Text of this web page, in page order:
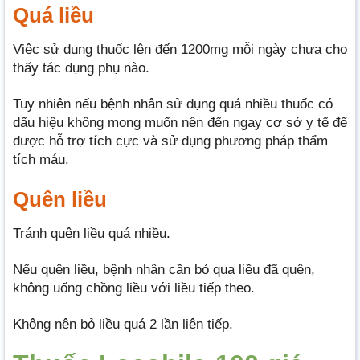
Quá liều
Việc sử dụng thuốc lên đến 1200mg mỗi ngày chưa cho
thấy tác dụng phụ nào.
Tuy nhiên nếu bệnh nhân sử dụng quá nhiều thuốc có
dấu hiệu không mong muốn nên đến ngay cơ sở y tế để
được hỗ trợ tích cực và sử dụng phương pháp thẩm
tích máu.
Quên liều
Tránh quên liều quá nhiều.
Nếu quên liều, bệnh nhân cần bỏ qua liều đã quên,
không uống chồng liều với liều tiếp theo.
Không nên bỏ liều quá 2 lần liên tiếp.